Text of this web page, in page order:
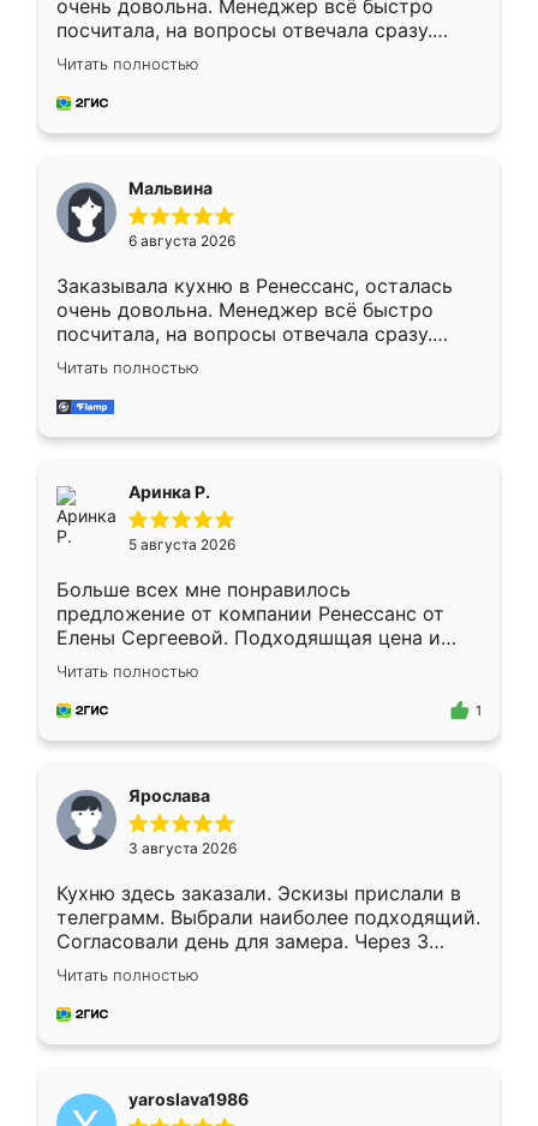
очень довольна. Менеджер всё быстро
посчитала, на вопросы отвечала сразу.
Замерщик приехал в субботу, подошёл к
делу со всей ответственностью. Собрали
за день, ребята работали аккуратно, даже
Читать полностью
Мальвина
6 августа 2026
Заказывала кухню в Ренессанс, осталась
очень довольна. Менеджер всё быстро
посчитала, на вопросы отвечала сразу.
Замерщик приехал в субботу, подошёл к
делу со всей ответственностью. Собрали
за день, ребята работали аккуратно, даже
Читать полностью
Аринка Р.
5 августа 2026
Больше всех мне понравилось
предложение от компании Ренессанс от
Елены Сергеевой. Подходяшщая цена и
короткие сроки изготовления. Приехавший
для замера сотрудник Владислав
предложил по моему эскизу самый
Читать полностью
1
Ярослава
3 августа 2026
Кухню здесь заказали. Эскизы прислали в
телеграмм. Выбрали наиболее подходящий.
Согласовали день для замера. Через 3
недели кухня была уже готова. Остались
довольны работой. Спасибо Ренессанс
мебель за качественную работу!
Читать полностью
yaroslava1986